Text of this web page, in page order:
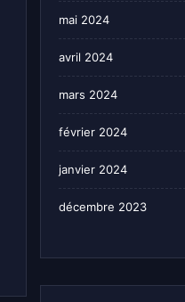
mai 2024
avril 2024
mars 2024
février 2024
janvier 2024
décembre 2023